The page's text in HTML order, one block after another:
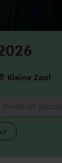
Kleine Zaal